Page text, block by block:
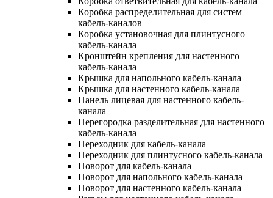
Коробка распределительная для систем
кабель-каналов
Коробка установочная для плинтусного
кабель-канала
Кронштейн крепления для настенного
кабель-канала
Крышка для напольного кабель-канала
Крышка для настенного кабель-канала
Панель лицевая для настенного кабель-
канала
Перегородка разделительная для настенного
кабель-канала
Переходник для кабель-канала
Переходник для плинтусного кабель-канала
Поворот для кабель-канала
Поворот для напольного кабель-канала
Поворот для настенного кабель-канала